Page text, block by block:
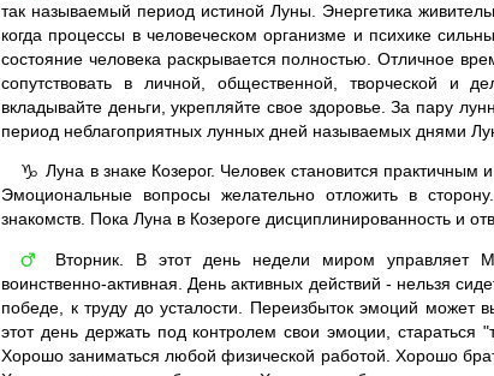
так называемый период истиной Луны. Энергетика
когда процессы в человеческом организме и психике
состояние человека раскрывается полностью. Отличное
сопутствовать в личной, общественной, творческой и
вкладывайте деньги, укрепляйте свое здоровье. За пару
период неблагоприятных лунных дней называемых днями
♑ Луна в знаке Козерог. Человек становится
Эмоциональные вопросы желательно отложить в
знакомств. Пока Луна в Козероге дисциплинированность и
♂
Вторник. В этот день недели миром управляет
воинственно-активная. День активных действий - нельзя
победе, к труду до усталости. Переизбыток эмоций может
этот день держать под контролем свои эмоции, стараться
Хорошо заниматься любой физической работой. Хорошо